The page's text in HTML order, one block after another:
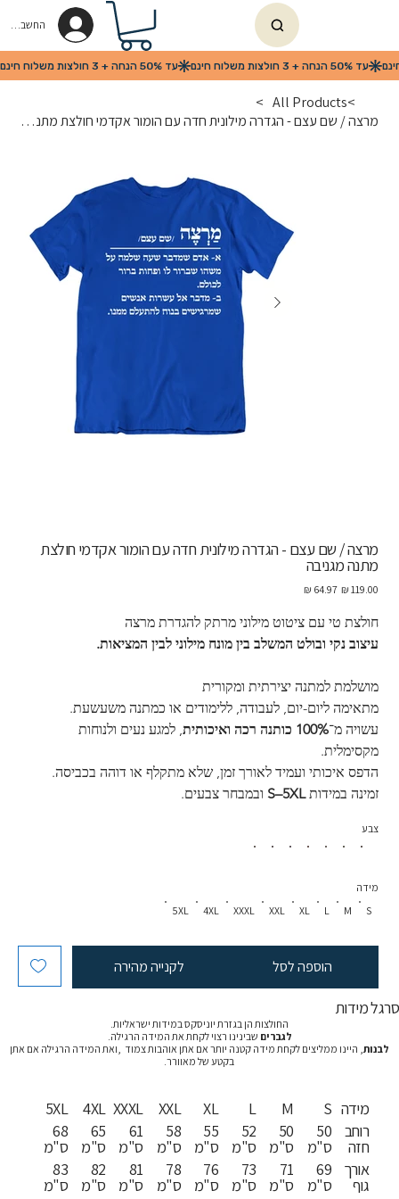
החשבון שלי
>
All Products
>
מרצה / שם עצם - הגדרה מילונית חדה עם הומור אקדמי חולצת מתנה מגניבה
מרצה / שם עצם - הגדרה מילונית חדה עם הומור אקדמי חולצת
מתנה מגניבה
מחיר
מחיר
‏64.97 ‏₪
חולצת טי עם ציטוט מילוני מרתק להגדרת מרצה
עיצוב נקי ובולט המשלב בין מונח מילוני לבין המציאות.
מושלמת למתנה יצירתית ומקורית
מתאימה ליום-יום, לעבודה, ללימודים או כמתנה משעשעת.
עשויה מ־100% כותנה רכה ואיכותית
, למגע נעים ולנוחות
מקסימלית.
הדפס איכותי ועמיד לאורך זמן, שלא מתקלף או דוהה בכביסה.
זמינה במידות S–5XL ובמבחר צבעים.
צבע
S
M
L
XL
XXL
XXXL
4XL
5XL
מידה
הוספה לסל לקנייה מהירה
סרגל מידות
החולצות הן בגזרת יוניסקס במידות ישראליות.
לגברים שבינינו רצוי לקחת את המידה הרגילה.
לבנות, היינו ממליצים לקחת מידה קטנה יותר אם אתן אוהבות צמוד ,ואת המידה הרגילה אם אתן
בקטע של מאוורר.
5XL
68
ס"מ
83
ס"מ
4XL
65
ס"מ
82
ס"מ
XXXL
61
ס"מ
81
ס"מ
XXL
58
ס"מ
78
ס"מ
XL
55
ס"מ
76
ס"מ
L
52
ס"מ
73
ס"מ
M
50
ס"מ
71
ס"מ
S
50
ס"מ
69
ס"מ
מידה
רוחב
חזה
אורך
גוף